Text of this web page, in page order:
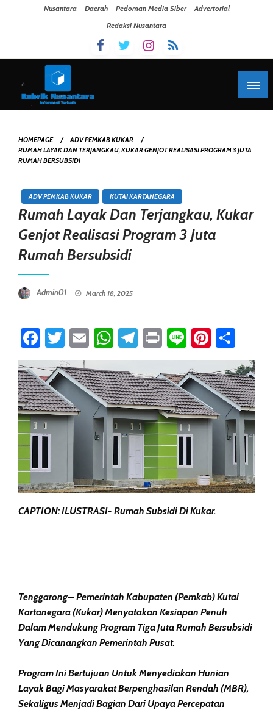
Nusantara Daerah Pedoman Media Siber
Advertorial
Redaksi Nusantara
HOMEPAGE
ADV PEMKAB KUKAR
RUMAH LAYAK DAN TERJANGKAU, KUKAR GENJOT REALISASI PROGRAM 3 JUTA
RUMAH BERSUBSIDI
ADV PEMKAB KUKAR KUTAI KARTANEGARA
Rumah Layak Dan Terjangkau, Kukar
Genjot Realisasi Program 3 Juta
Rumah Bersubsidi
Admin01 March 18, 2025
Facebook
Twitter
EmailWhatsApp
Telegram
PrintLine
CAPTION: ILUSTRASI- Rumah Subsidi Di Kukar.
Tenggarong– Pemerintah Kabupaten (Pemkab) Kutai
Kartanegara (Kukar) Menyatakan Kesiapan Penuh
Dalam Mendukung Program Tiga Juta Rumah Bersubsidi
Yang Dicanangkan Pemerintah Pusat.
Program Ini Bertujuan Untuk Menyediakan Hunian
Layak Bagi Masyarakat Berpenghasilan Rendah (MBR),
Sekaligus Menjadi Bagian Dari Upaya Percepatan